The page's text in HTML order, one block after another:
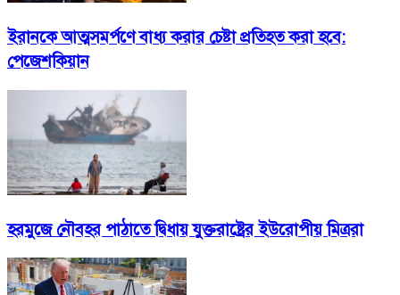
ইরানকে আত্মসমর্পণে বাধ্য করার চেষ্টা প্রতিহত করা হবে:
পেজেশকিয়ান
হরমুজে নৌবহর পাঠাতে দ্বিধায় যুক্তরাষ্ট্রের ইউরোপীয় মিত্ররা